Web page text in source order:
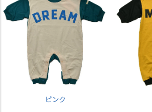
ピンク